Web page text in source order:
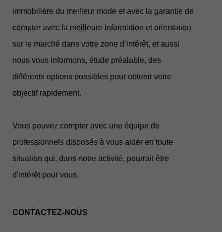
immobilière du meilleur mode et avec la garantie de
compter avec la meilleure information et orientation
sur le marché dans votre zone d’intérêt, et aussi
nous vous informons, étude préalable, des
différents options possibles pour obtenir votre
objectif rapidement.
Vous pouvez compter avec une équipe de
professionnels disposés à vous aider en toute
situation qui, dans notre activité, pourrait être
d'intérêt pour vous.
CONTACTEZ-NOUS